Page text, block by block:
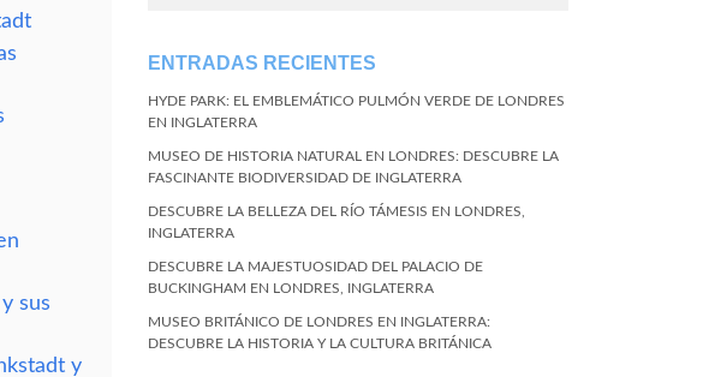
sus
y
ENTRADAS RECIENTES
HYDE PARK: EL EMBLEMÁTICO PULMÓN VERDE DE LONDRES
EN INGLATERRA
MUSEO DE HISTORIA NATURAL EN LONDRES: DESCUBRE LA
FASCINANTE BIODIVERSIDAD DE INGLATERRA
DESCUBRE LA BELLEZA DEL RÍO TÁMESIS EN LONDRES,
INGLATERRA
DESCUBRE LA MAJESTUOSIDAD DEL PALACIO DE
BUCKINGHAM EN LONDRES, INGLATERRA
MUSEO BRITÁNICO DE LONDRES EN INGLATERRA:
DESCUBRE LA HISTORIA Y LA CULTURA BRITÁNICA